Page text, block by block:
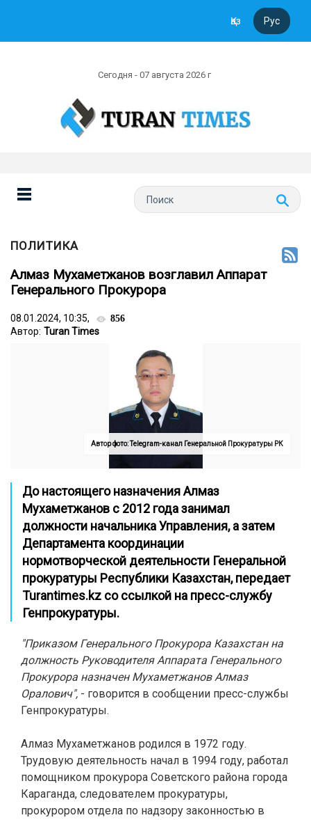
Қаз Рус
Сегодня - 07 августа 2026 г
ПОЛИТИКА
Алмаз Мухаметжанов возглавил Аппарат
Генерального Прокурора
08.01.2024, 10:35, 856
Автор: Turan Times
Автор фото: Telegram-канал Генеральной Прокуратуры РК
До настоящего назначения Алмаз
Мухаметжанов с 2012 года занимал
должности начальника Управления, а затем
Департамента координации
нормотворческой деятельности Генеральной
прокуратуры Республики Казахстан, передает
Turantimes.kz со ссылкой на пресс-службу
Генпрокуратуры.
"Приказом Генерального Прокурора Казахстан на
должность Руководителя Аппарата Генерального
Прокурора назначен Мухаметжанов Алмаз
Оралович", - говорится в сообщении пресс-службы
Генпрокуратуры.
Алмаз Мухаметжанов родился в 1972 году.
Трудовую деятельность начал в 1994 году, работал
помощником прокурора Советского района города
Караганда, следователем прокуратуры,
прокурором отдела по надзору законностью в